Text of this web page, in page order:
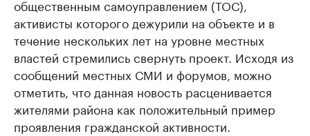
общественным самоуправлением (ТОС),
активисты которого дежурили на объекте и в
течение нескольких лет на уровне местных
властей стремились свернуть проект. Исходя из
сообщений местных СМИ и форумов, можно
отметить, что данная новость расценивается
жителями района как положительный пример
проявления гражданской активности.